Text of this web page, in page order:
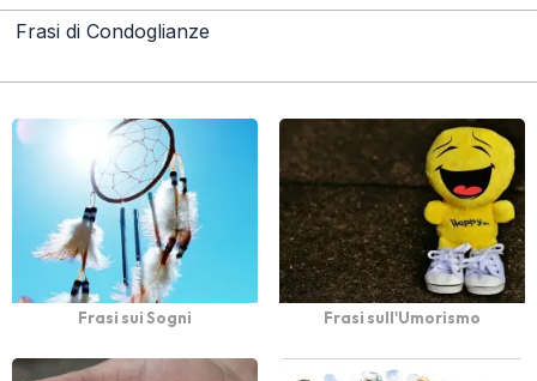
Frasi di Condoglianze
Frasi sui Sogni Frasi sull'Umorismo